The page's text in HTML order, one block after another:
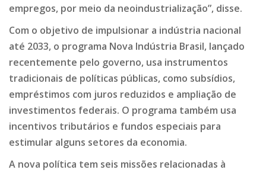
empregos, por meio da neoindustrialização”, disse.
Com o objetivo de impulsionar a indústria nacional
até 2033, o programa Nova Indústria Brasil, lançado
recentemente pelo governo, usa instrumentos
tradicionais de políticas públicas, como subsídios,
empréstimos com juros reduzidos e ampliação de
investimentos federais. O programa também usa
incentivos tributários e fundos especiais para
estimular alguns setores da economia.
A nova política tem seis missões relacionadas à